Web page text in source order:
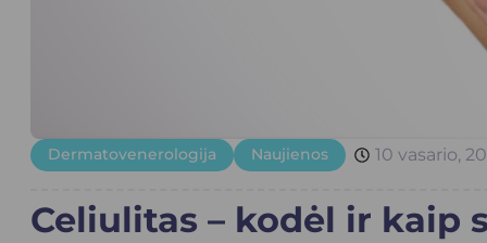
Dermatovenerologija Naujienos 10 vasario,
Celiulitas – kodėl ir kaip